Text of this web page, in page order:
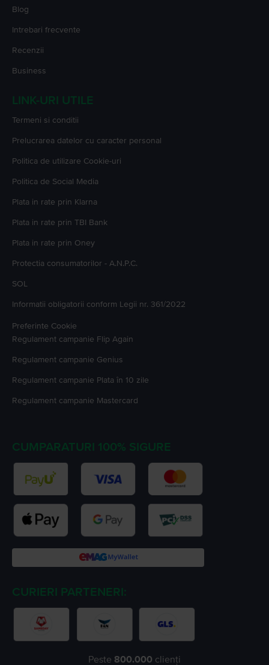
Blog
Intrebari frecvente
Recenzii
Business
LINK-URI UTILE
Termeni si conditii
Prelucrarea datelor cu caracter personal
Politica de utilizare Cookie-uri
Politica de Social Media
Plata in rate prin Klarna
Plata in rate prin TBI Bank
Plata in rate prin Oney
Protectia consumatorilor - A.N.P.C.
SOL
Informatii obligatorii conform Legii nr. 361/2022
Preferinte Cookie
Regulament campanie Flip Again
Regulament campanie Genius
Regulament campanie Plata în 10 zile
Regulament campanie Mastercard
CUMPARATURI 100% SIGURE
CURIERI PARTENERI:
Peste 800.000 clienți